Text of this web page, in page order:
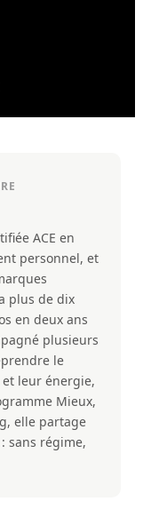
ACE en
personnel, et
plus de dix
en deux ans
plusieurs
le
leur énergie,
Mieux,
elle partage
sans régime,